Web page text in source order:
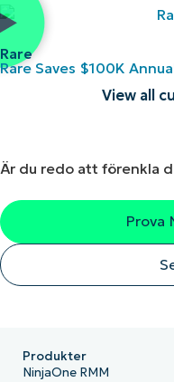
Rare
Rare Saves $100K
View all
Är du redo att förenkla
Prova
Produkter
NinjaOne RMM